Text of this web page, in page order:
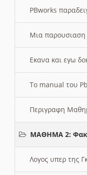
PBworks
Μια παρουσιαση
Εκανα και εγω
Το manual του
Περιγραφη
ΜΑΘΗΜΑ 2:
Λογος υπερ της